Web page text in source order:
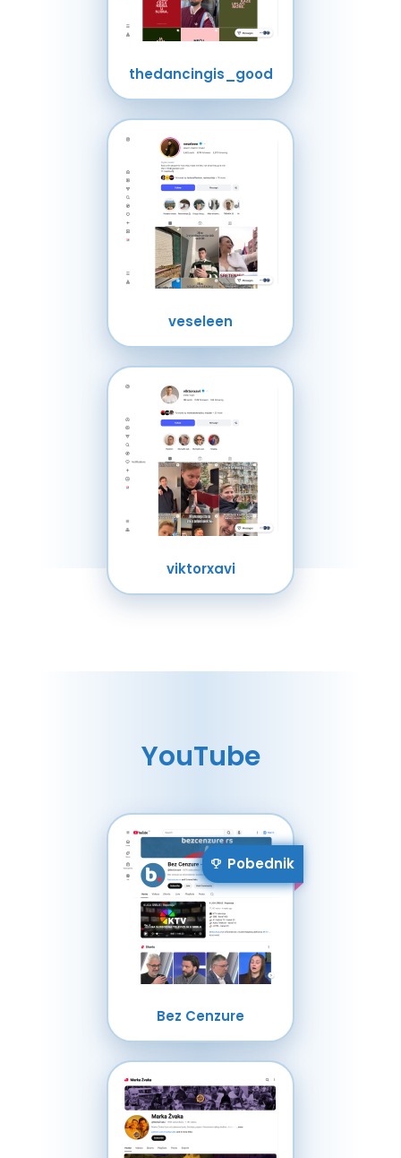
thedancingis_good
veseleen
viktorxavi
YouTube
Pobednik
Bez Cenzure